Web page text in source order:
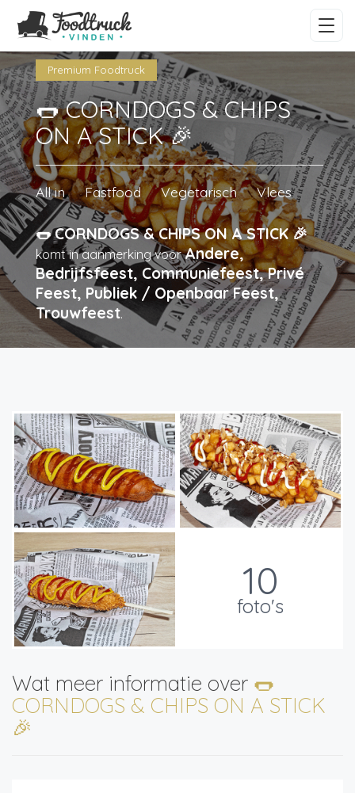
Premium Foodtruck
🌭 CORNDOGS & CHIPS
ON A STICK 🎉
All in Fastfood Vegetarisch Vlees
🌭 CORNDOGS & CHIPS ON A STICK 🎉
komt in aanmerking voorAndere,
Bedrijfsfeest, Communiefeest, Privé
Feest, Publiek / Openbaar Feest,
Trouwfeest.
10
foto's
Wat meer informatie over 🌭
CORNDOGS & CHIPS ON A STICK
🎉